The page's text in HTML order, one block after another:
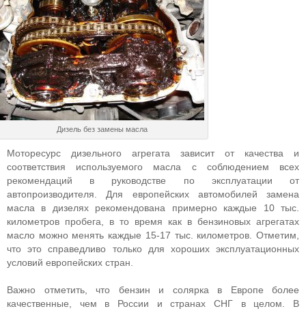
Дизель без замены масла
Моторесурс дизельного агрегата зависит от качества и
соответствия используемого масла с соблюдением всех
рекомендаций в руководстве по эксплуатации от
автопроизводителя. Для европейских автомобилей замена
масла в дизелях рекомендована примерно каждые 10 тыс.
километров пробега, в то время как в бензиновых агрегатах
масло можно менять каждые 15-17 тыс. километров. Отметим,
что это справедливо только для хороших эксплуатационных
условий европейских стран.
Важно отметить, что бензин и солярка в Европе более
качественные, чем в России и странах СНГ в целом. В